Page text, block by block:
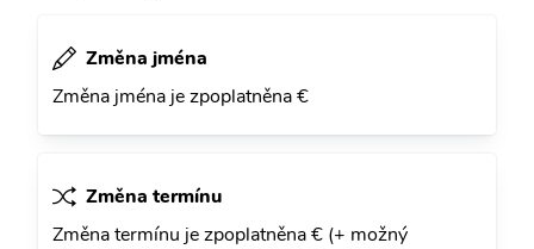
Změna jména
Změna jména je zpoplatněna €
Změna termínu
Změna termínu je zpoplatněna € (+ možný